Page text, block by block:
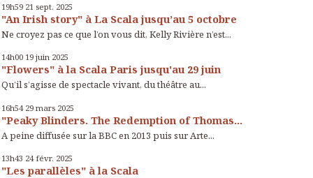
19h59 21 sept. 2025
"An Irish story" à La Scala jusqu’au 5 octobre
Ne croyez pas ce que l’on vous dit, Kelly Rivière n’est...
14h00 19 juin 2025
"Flowers" à la Scala Paris jusqu'au 29 juin
Qu’il s’agisse de spectacle vivant, du théâtre au...
16h54 29 mars 2025
"Peaky Blinders. The Redemption of Thomas...
A peine diffusée sur la BBC en 2013 puis sur Arte...
13h43 24 févr. 2025
"Les parallèles" à la Scala